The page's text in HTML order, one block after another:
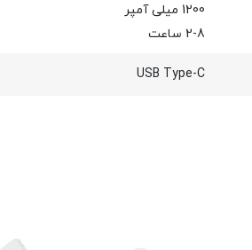
1200 میلی آمپر
2-8 ساعت
USB Type-C